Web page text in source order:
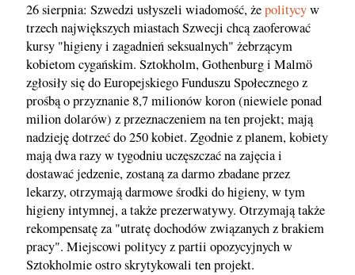
26 sierpnia: Szwedzi usłyszeli wiadomość, żepolitycyw
trzech największych miastach Szwecji chcą zaoferować
kursy "higieny i zagadnień seksualnych" żebrzącym
kobietom cygańskim. Sztokholm, Gothenburg i Malmö
zgłosiły się do Europejskiego Funduszu Społecznego z
prośbą o przyznanie 8,7 milionów koron (niewiele ponad
milion dolarów) z przeznaczeniem na ten projekt; mają
nadzieję dotrzeć do 250 kobiet. Zgodnie z planem, kobiety
mają dwa razy w tygodniu uczęszczać na zajęcia i
dostawać jedzenie, zostaną za darmo zbadane przez
lekarzy, otrzymają darmowe środki do higieny, w tym
higieny intymnej, a także prezerwatywy. Otrzymają także
rekompensatę za "utratę dochodów związanych z brakiem
pracy". Miejscowi politycy z partii opozycyjnych w
Sztokholmie ostro skrytykowali ten projekt.